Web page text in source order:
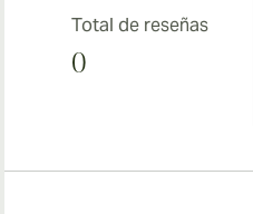
Total de reseñas
0